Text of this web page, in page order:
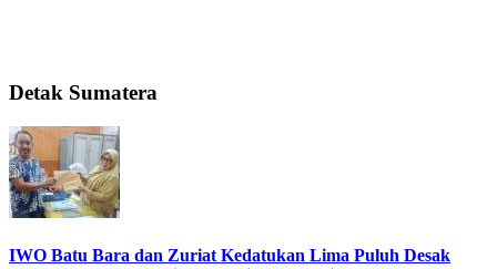
Detak Sumatera
IWO Batu Bara dan Zuriat Kedatukan Lima Puluh Desak